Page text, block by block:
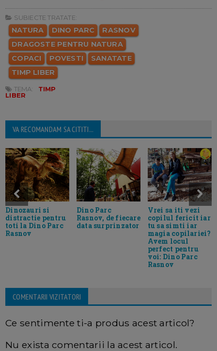
SUBIECTE TRATATE:
NATURA DINO PARC
RASNOV
DRAGOSTE PENTRU NATURA
COPACI
POVESTI
SANATATE
TIMP LIBER
TEMA:
TIMP
LIBER
VA RECOMANDAM SA CITITI...
Dinozauri si
distractie pentru
toti la Dino Parc
Rasnov
Dino Parc
Rasnov, de fiecare
data surprinzator
Vrei sa iti vezi
copilul fericit iar
tu sa simti iar
magia copilariei?
Avem locul
perfect pentru
voi: Dino Parc
Rasnov
COMENTARII VIZITATORI
Ce sentimente ti-a produs acest articol?
Nu exista comentarii la acest articol.